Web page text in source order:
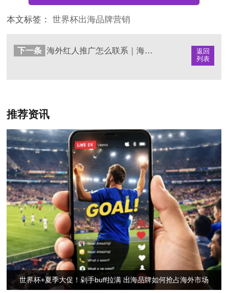
本文标签：世界杯出海品牌营销
返回
列表
下一条 海外红人推广怎么联系｜海外KOL合作渠道解析
推荐资讯
世界杯+夏季大促！剁手buff拉满 出海品牌如何抢占海外市场